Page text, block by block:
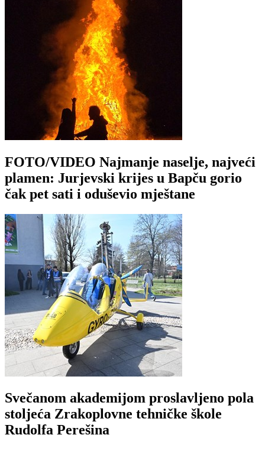
FOTO/VIDEO Najmanje naselje, najveći
plamen: Jurjevski krijes u Bapču gorio
čak pet sati i oduševio mještane
Svečanom akademijom proslavljeno pola
stoljeća Zrakoplovne tehničke škole
Rudolfa Perešina